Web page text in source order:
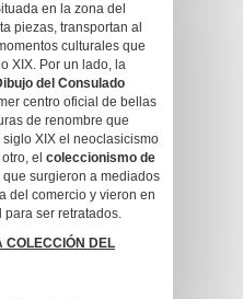
en la zona del
piezas, transportan al
culturales que
XIX. Por un lado, la
del Consulado
centro oficial de bellas
de renombre que
XIX el neoclasicismo
el coleccionismo de
que surgieron a mediados
del comercio y vieron en
para ser retratados.
COLECCIÓN DEL